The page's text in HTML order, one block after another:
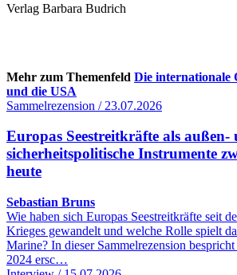
Verlag Barbara Budrich
Mehr zum Themenfeld Die internationale
und die USA
Sammelrezension / 23.07.2026
Europas Seestreitkräfte als außen-
sicherheitspolitische Instrumente
heute
Sebastian Bruns
Wie haben sich Europas Seestreitkräfte seit
Krieges gewandelt und welche Rolle spielt
Marine? In dieser Sammelrezension
2024 ersc…